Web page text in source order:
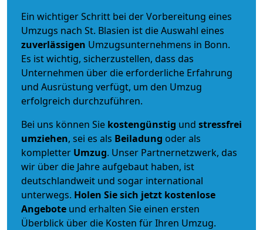
Ein wichtiger Schritt bei der Vorbereitung eines
Umzugs nach St. Blasien ist die Auswahl eines
zuverlässigen Umzugsunternehmens in Bonn.
Es ist wichtig, sicherzustellen, dass das
Unternehmen über die erforderliche Erfahrung
und Ausrüstung verfügt, um den Umzug
erfolgreich durchzuführen.
Bei uns können Sie kostengünstig und stressfrei
umziehen, sei es als Beiladung oder als
kompletter Umzug. Unser Partnernetzwerk, das
wir über die Jahre aufgebaut haben, ist
deutschlandweit und sogar international
unterwegs. Holen Sie sich jetzt kostenlose
Angebote und erhalten Sie einen ersten
Überblick über die Kosten für Ihren Umzug.